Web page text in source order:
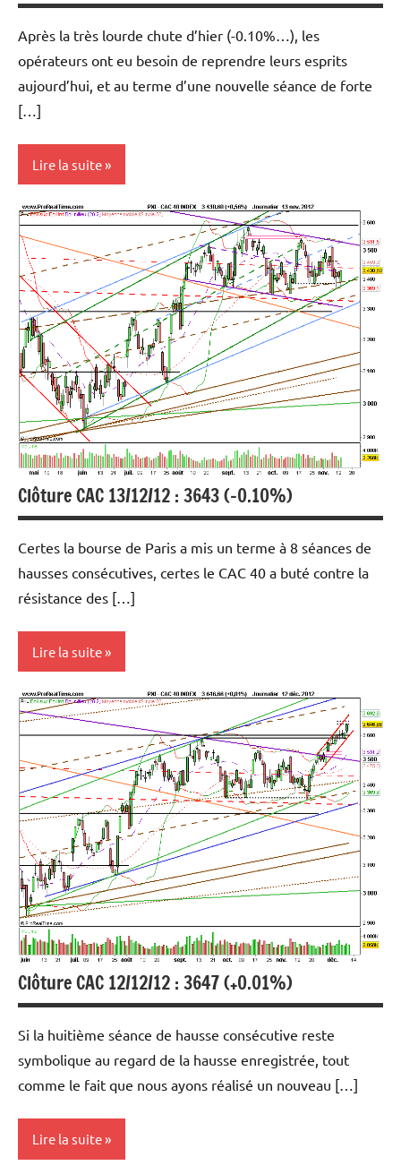
Après la très lourde chute d’hier (-0.10%…), les
opérateurs ont eu besoin de reprendre leurs esprits
aujourd’hui, et au terme d’une nouvelle séance de forte
[…]
Lire la suite
Analyse
graphique
et
technique
Indices
Marchés en
perspective
Clôture CAC 13/12/12 : 3643 (-0.10%)
Certes la bourse de Paris a mis un terme à 8 séances de
hausses consécutives, certes le CAC 40 a buté contre la
résistance des […]
Lire la suite
Analyse
technique
Indices
Marchés en
perspective
Clôture CAC 12/12/12 : 3647 (+0.01%)
Si la huitième séance de hausse consécutive reste
symbolique au regard de la hausse enregistrée, tout
comme le fait que nous ayons réalisé un nouveau […]
Lire la suite